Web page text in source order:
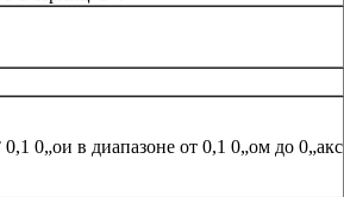
0„ои в диапазоне от 0,1 0„ом до 0„акс